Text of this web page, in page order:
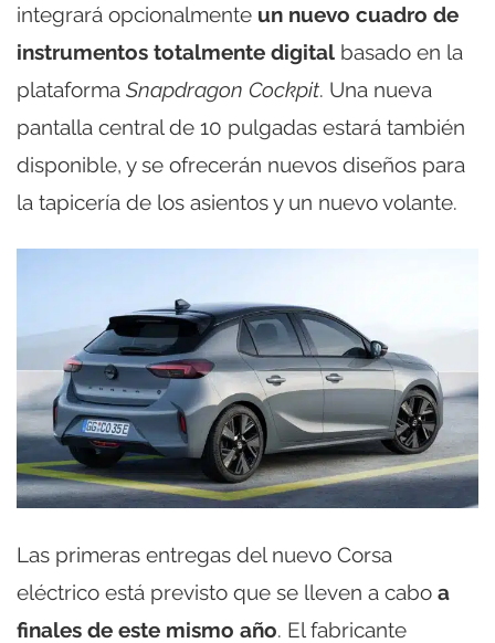
integrará opcionalmente un nuevo cuadro de
instrumentos totalmente digital basado en la
plataforma Snapdragon Cockpit. Una nueva
pantalla central de 10 pulgadas estará también
disponible, y se ofrecerán nuevos diseños para
la tapicería de los asientos y un nuevo volante.
Las primeras entregas del nuevo Corsa
eléctrico está previsto que se lleven a cabo a
finales de este mismo año. El fabricante